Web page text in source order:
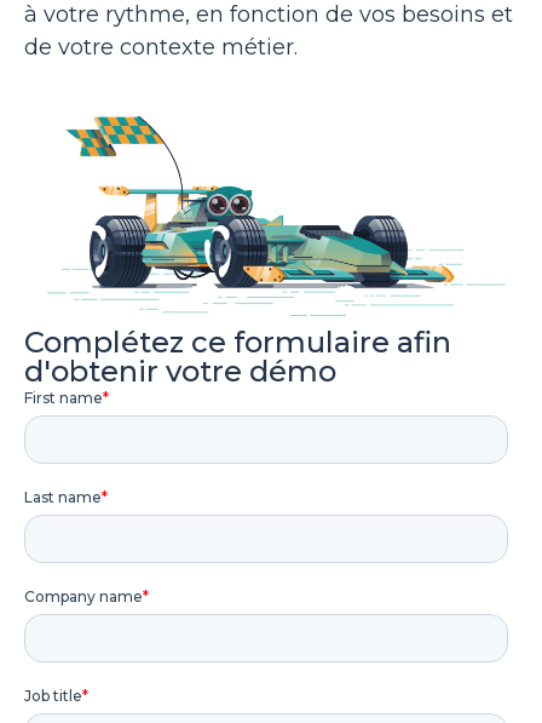
à votre rythme, en fonction de vos besoins et
de votre contexte métier.
Complétez ce formulaire afin
d'obtenir votre démo